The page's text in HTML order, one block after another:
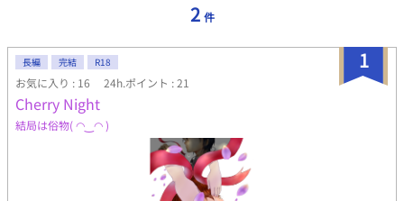
2 件
1
長編 完結 R18
お気に入り : 16 24h.ポイント : 21
Cherry Night
結局は俗物( ◠‿◠ )